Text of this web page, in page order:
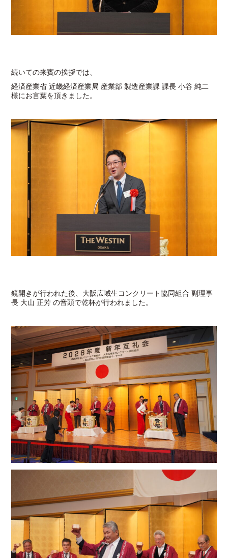
続いての来賓の挨拶では、
経済産業省 近畿経済産業局 産業部 製造産業課 課長 小谷 純二
様にお言葉を頂きました。
鏡開きが行われた後、大阪広域生コンクリート協同組合 副理事
長 大山 正芳 の音頭で乾杯が行われました。